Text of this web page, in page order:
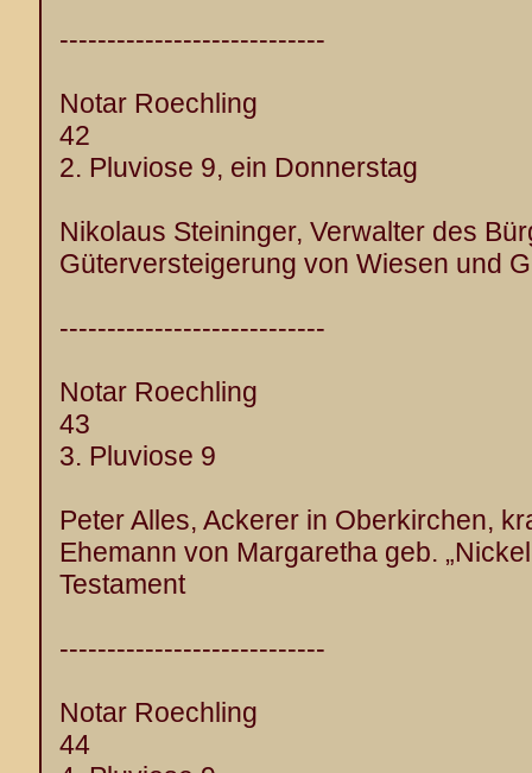
----------------------------
Notar Roechling
42
2. Pluviose 9, ein Donnerstag
Nikolaus Steininger, Verwalter des
Güterversteigerung von Wiesen und
----------------------------
Notar Roechling
43
3. Pluviose 9
Peter Alles, Ackerer in Oberkirchen,
Ehemann von Margaretha geb.
Testament
----------------------------
Notar Roechling
44